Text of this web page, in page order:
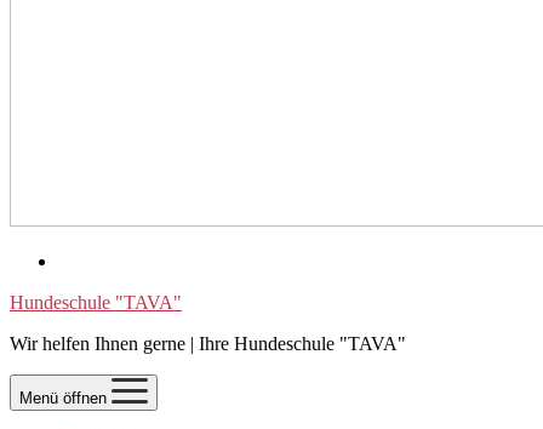
Hundeschule "TAVA"
Wir helfen Ihnen gerne | Ihre Hundeschule "TAVA"
Menü öffnen